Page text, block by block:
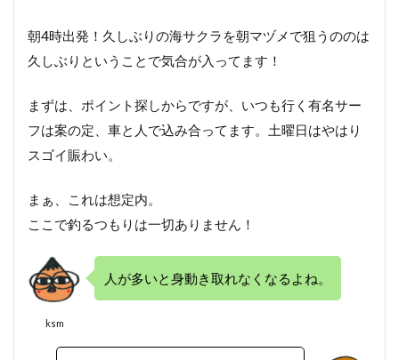
朝4時出発！久しぶりの海サクラを朝マヅメで狙うののは
久しぶりということで気合が入ってます！
まずは、ポイント探しからですが、いつも行く有名サー
フは案の定、車と人で込み合ってます。土曜日はやはり
スゴイ賑わい。
まぁ、これは想定内。
ここで釣るつもりは一切ありません！
ksm
人が多いと身動き取れなくなるよね。